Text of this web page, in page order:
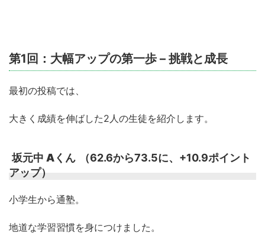
第1回：大幅アップの第一歩 – 挑戦と成長
最初の投稿では、
大きく成績を伸ばした2人の生徒を紹介します。
坂元中 Aくん
（62.6から73.5に、+10.9ポイント
アップ）
小学生から通塾。
地道な学習習慣を身につけました。